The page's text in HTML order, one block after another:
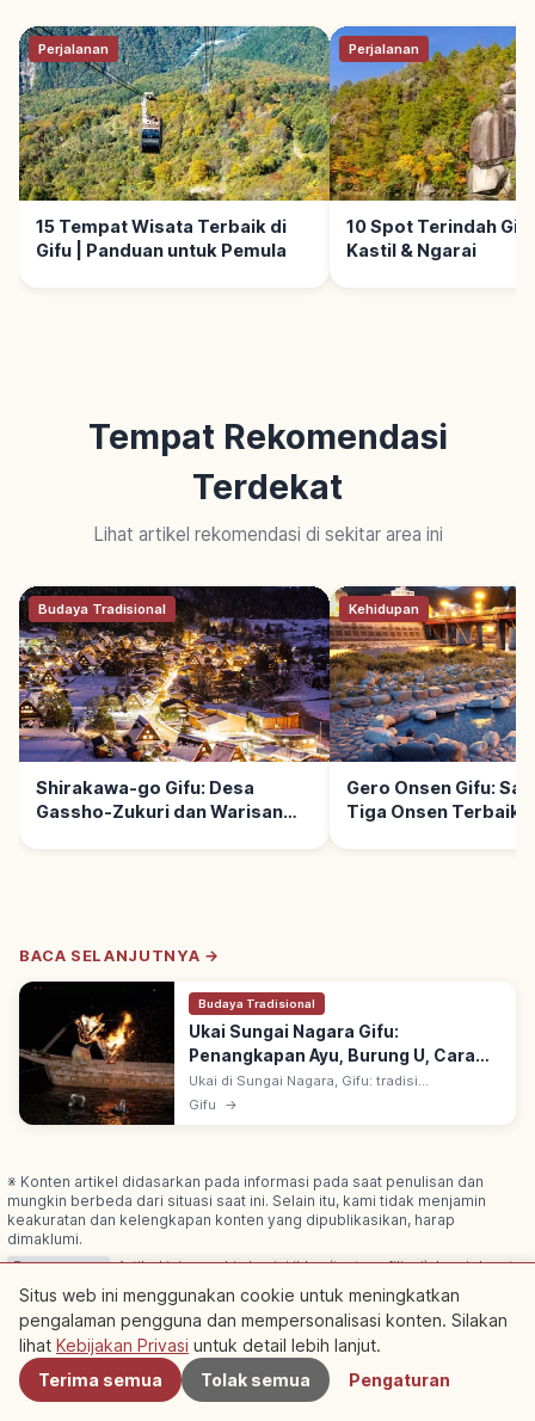
Perjalanan
15 Tempat Wisata Terbaik di
Gifu | Panduan untuk Pemula
Perjalanan
10 Spot Terindah
Kastil & Ngarai
Tempat Rekomendasi
Terdekat
Lihat artikel rekomendasi di sekitar area ini
Budaya Tradisional
Shirakawa-go Gifu: Desa
Gassho-Zukuri dan Warisan
Kehidupan
Gero Onsen Gifu:
Tiga Onsen Terbaik
BACA SELANJUTNYA →
Budaya Tradisional
Ukai Sungai Nagara Gifu:
Penangkapan Ayu, Burung U, Cara
Menikmati
Ukai di Sungai Nagara, Gifu: tradisi
penangkapan ayu dengan kormoran (burung
Gifu →
※ Konten artikel didasarkan pada informasi pada saat penulisan dan
mungkin berbeda dari situasi saat ini. Selain itu, kami tidak menjamin
keakuratan dan kelengkapan konten yang dipublikasikan, harap
dimaklumi.
Bersponsor
Artikel ini mungkin berisi iklan (tautan afiliasi); kami dapat
memperoleh komisi dari pemesanan melalui tautan tersebut.
Artikel Terkait
Terdekat
Situs web ini menggunakan cookie untuk meningkatkan
pengalaman pengguna dan mempersonalisasi konten. Silakan
lihat Kebijakan Privasi untuk detail lebih lanjut.
Terima semua
Tolak semua Pengaturan